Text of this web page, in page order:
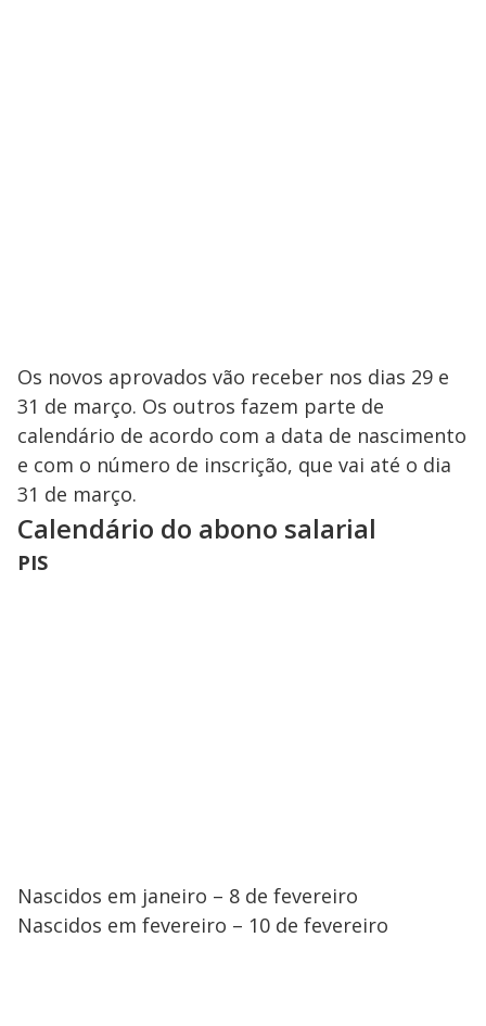
Os novos aprovados vão receber nos dias 29 e
31 de março. Os outros fazem parte de
calendário de acordo com a data de nascimento
e com o número de inscrição, que vai até o dia
31 de março.
Calendário do abono salarial
PIS
Nascidos em janeiro – 8 de fevereiro
Nascidos em fevereiro – 10 de fevereiro